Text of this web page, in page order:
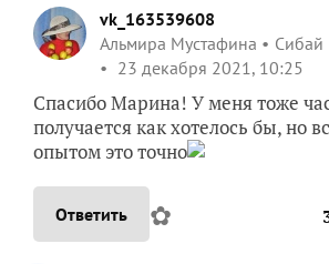
vk_163539608
Альмира Мустафина
Сибай
23 декабря 2021, 10:25
Спасибо Марина! У меня тоже
получается как хотелось бы, но
опытом это точно
Ответить ✿